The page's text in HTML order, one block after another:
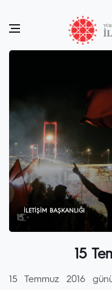
İLETIŞIM BAŞKANLIĞI
15
15 Temmuz 2016